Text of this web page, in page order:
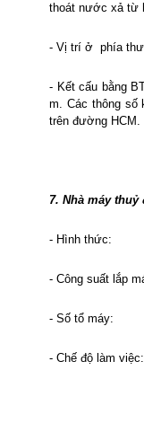
thoát nước xả từ
- Vị trí ở phía
- Kết cấu bằng
m. Các thông số
trên đường HCM.
7. Nhà máy thuỷ
- Hình thức:
- Công suất lắp
- Số tổ máy:
- Chế độ làm việc: